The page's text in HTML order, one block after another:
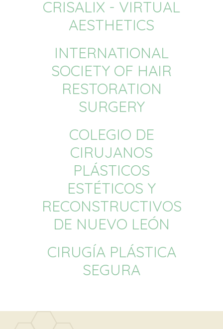
CRISALIX - VIRTUAL
AESTHETICS
INTERNATIONAL
SOCIETY OF HAIR
RESTORATION
SURGERY
COLEGIO DE
CIRUJANOS
PLÁSTICOS
ESTÉTICOS Y
RECONSTRUCTIVOS
DE NUEVO LEÓN
CIRUGÍA PLÁSTICA
SEGURA